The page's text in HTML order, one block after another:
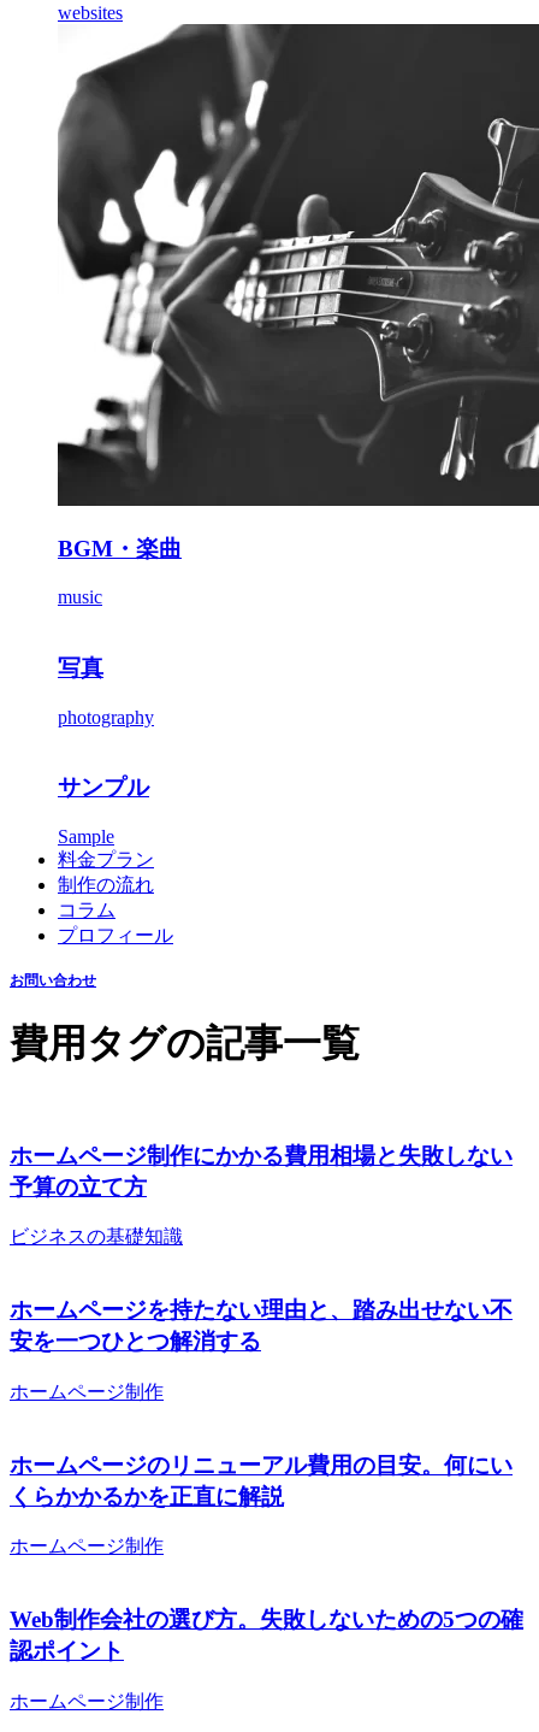
websites
BGM・楽曲
music
写真
photography
サンプル
Sample
料金プラン
制作の流れ
コラム
プロフィール
お問い合わせ
費用 タグの記事一覧
ホームページ制作にかかる費用相場と失敗しない
予算の立て方
ビジネスの基礎知識
ホームページを持たない理由と、踏み出せない不
安を一つひとつ解消する
ホームページ制作
ホームページのリニューアル費用の目安。何にい
くらかかるかを正直に解説
ホームページ制作
Web制作会社の選び方。失敗しないための5つの確
認ポイント
ホームページ制作